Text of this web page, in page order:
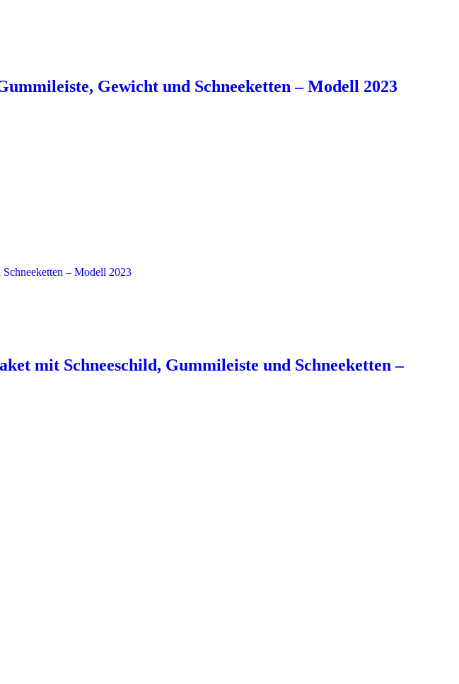
Gewicht und Schneeketten – Modell 2023
mit Schneeschild, Gummileiste und Schneeketten –